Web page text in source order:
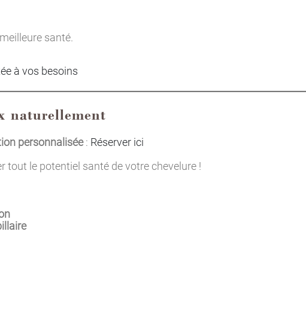
santé.
à vos besoins
naturellement
personnalisée: Réserver ici
tout le potentiel santé de votre chevelure !